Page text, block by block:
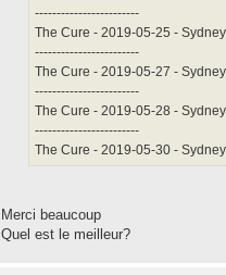
------------------------
The Cure - 2019-05-25 -
------------------------
The Cure - 2019-05-27 -
------------------------
The Cure - 2019-05-28 -
------------------------
The Cure - 2019-05-30 -
Merci beaucoup
Quel est le meilleur?